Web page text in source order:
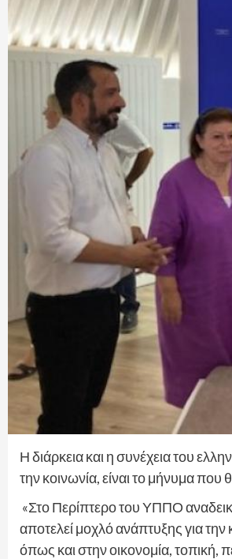
Η διάρκεια και η συνέχεια του
την κοινωνία, είναι το μήνυμα
«Στο Περίπτερο του ΥΠΠΟ
αποτελεί μοχλό ανάπτυξης για
όπως και στην οικονομία, τοπική,